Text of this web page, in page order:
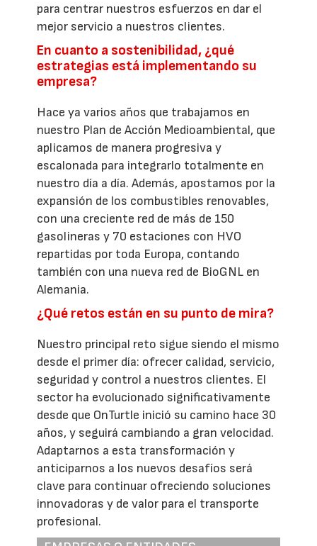
para centrar nuestros esfuerzos en dar el
mejor servicio a nuestros clientes.
En cuanto a sostenibilidad, ¿qué
estrategias está implementando su
empresa?
Hace ya varios años que trabajamos en
nuestro Plan de Acción Medioambiental, que
aplicamos de manera progresiva y
escalonada para integrarlo totalmente en
nuestro día a día. Además, apostamos por la
expansión de los combustibles renovables,
con una creciente red de más de 150
gasolineras y 70 estaciones con HVO
repartidas por toda Europa, contando
también con una nueva red de BioGNL en
Alemania.
¿Qué retos están en su punto de mira?
Nuestro principal reto sigue siendo el mismo
desde el primer día: ofrecer calidad, servicio,
seguridad y control a nuestros clientes. El
sector ha evolucionado significativamente
desde que OnTurtle inició su camino hace 30
años, y seguirá cambiando a gran velocidad.
Adaptarnos a esta transformación y
anticiparnos a los nuevos desafíos será
clave para continuar ofreciendo soluciones
innovadoras y de valor para el transporte
profesional.